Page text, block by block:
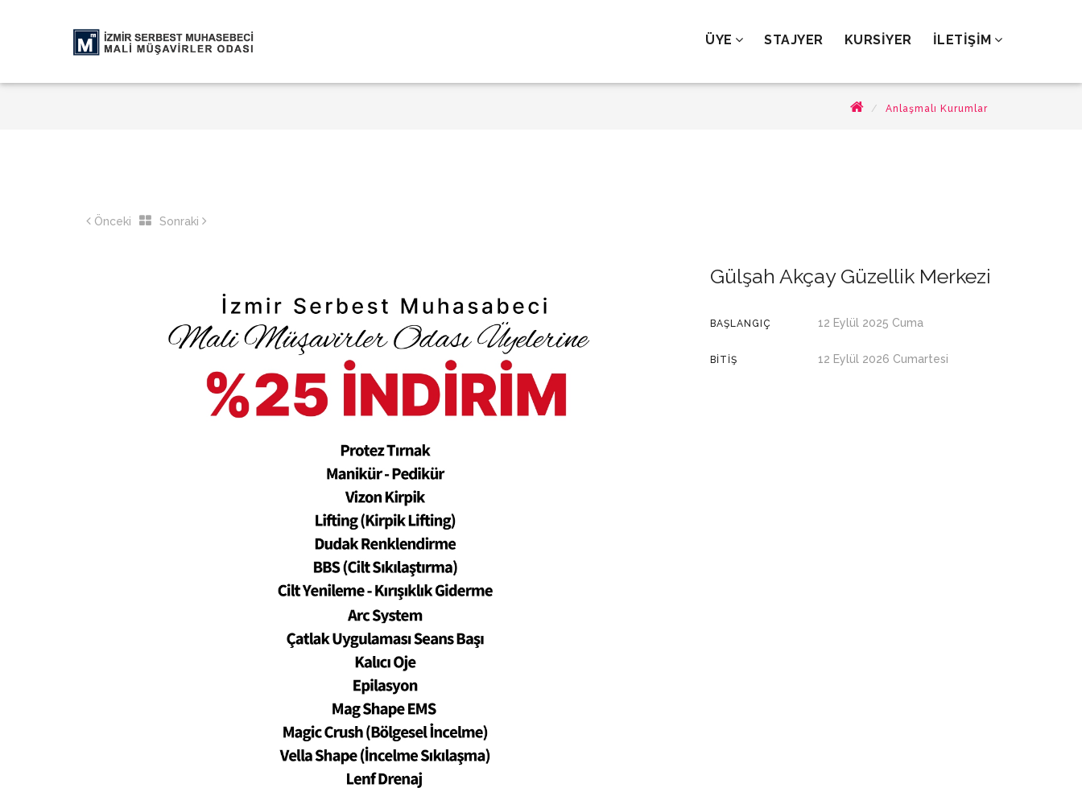
ÜYE STAJYER KURSİYER İLETİŞİM
Anlaşmalı Kurumlar
Önceki Sonraki
Gülşah Akçay Güzellik Merkezi
BAŞLANGIÇ 12 Eylül 2025 Cuma
BITIŞ 12 Eylül 2026 Cumartesi